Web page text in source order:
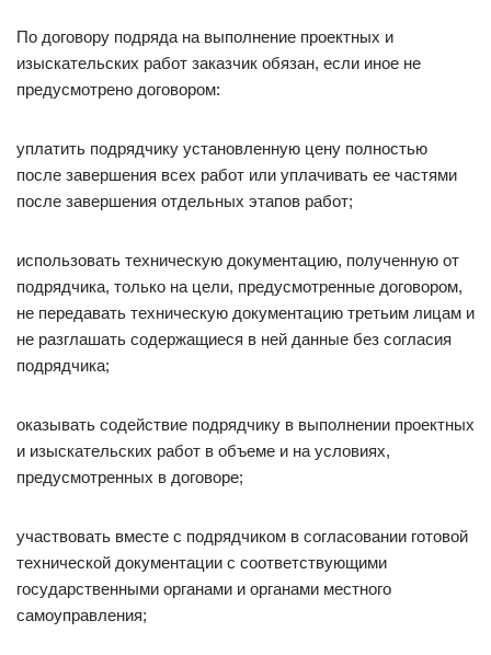
По договору подряда на выполнение проектных и
изыскательских работ заказчик обязан, если иное не
предусмотрено договором:
уплатить подрядчику установленную цену полностью
после завершения всех работ или уплачивать ее частями
после завершения отдельных этапов работ;
использовать техническую документацию, полученную от
подрядчика, только на цели, предусмотренные договором,
не передавать техническую документацию третьим лицам и
не разглашать содержащиеся в ней данные без согласия
подрядчика;
оказывать содействие подрядчику в выполнении проектных
и изыскательских работ в объеме и на условиях,
предусмотренных в договоре;
участвовать вместе с подрядчиком в согласовании готовой
технической документации с соответствующими
государственными органами и органами местного
самоуправления;